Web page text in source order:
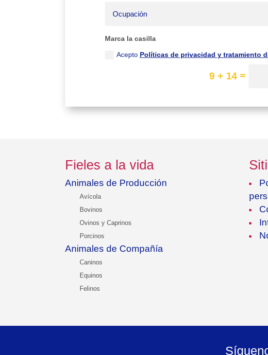
Marca la casilla
Acepto Políticas de privacidad y tratamiento
9 + 14 =
Fieles a la vida
Animales de Producción
Avícola
Bovinos
Ovinos y Caprinos
Porcinos
Animales de Compañía
Caninos
Equinos
Felinos